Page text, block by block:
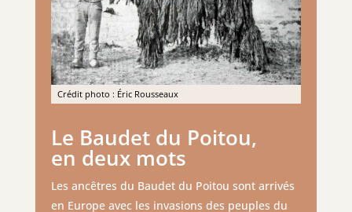
Crédit photo : Éric Rousseaux
Le Baudet du Poitou,
en deux mots
Les ancêtres du Baudet du Poitou sont arrivés
en Europe avec les invasions des peuples du